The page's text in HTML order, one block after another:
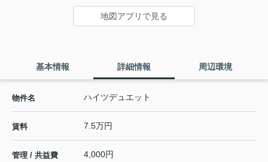
地図アプリで見る
基本情報 詳細情報 周辺環境
物件名 ハイツデュエット
賃料 7.5万円
管理 / 共益費 4,000円